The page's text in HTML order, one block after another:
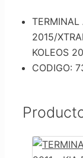
2015/
KOLEOS
CODIGO: